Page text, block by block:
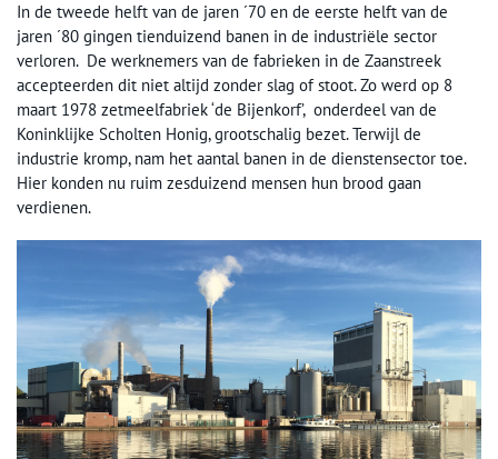
In de tweede helft van de jaren ´70 en de eerste helft van de
jaren ´80 gingen tienduizend banen in de industriële sector
verloren. De werknemers van de fabrieken in de Zaanstreek
accepteerden dit niet altijd zonder slag of stoot. Zo werd op 8
maart 1978 zetmeelfabriek ‘de Bijenkorf’, onderdeel van de
Koninklijke Scholten Honig, grootschalig bezet. Terwijl de
industrie kromp, nam het aantal banen in de dienstensector toe.
Hier konden nu ruim zesduizend mensen hun brood gaan
verdienen.